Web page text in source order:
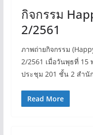
กิจกรรม
2/2561
ภาพถ่ายกิจกรรม
2/2561 เมื่อวันพุธที่ 15
ประชุม 201 ชั้น 2 สำนั
Read More